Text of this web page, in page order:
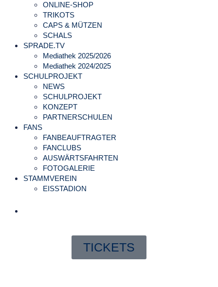
ONLINE-SHOP
TRIKOTS
CAPS & MÜTZEN
SCHALS
SPRADE.TV
Mediathek 2025/2026
Mediathek 2024/2025
SCHULPROJEKT
NEWS
SCHULPROJEKT
KONZEPT
PARTNERSCHULEN
FANS
FANBEAUFTRAGTER
FANCLUBS
AUSWÄRTSFAHRTEN
FOTOGALERIE
STAMMVEREIN
EISSTADION
TICKETS